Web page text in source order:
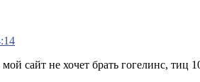
сайт не хочет брать гогелинс, тиц